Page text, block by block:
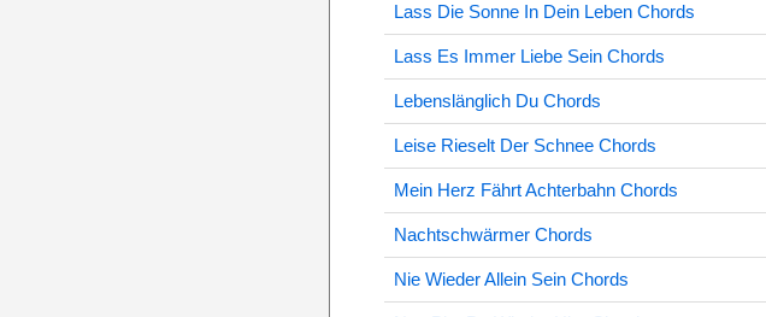
Lass Die Sonne In Dein Leben Chords
Lass Es Immer Liebe Sein Chords
Lebenslänglich Du Chords
Leise Rieselt Der Schnee Chords
Mein Herz Fährt Achterbahn Chords
Nachtschwärmer Chords
Nie Wieder Allein Sein Chords